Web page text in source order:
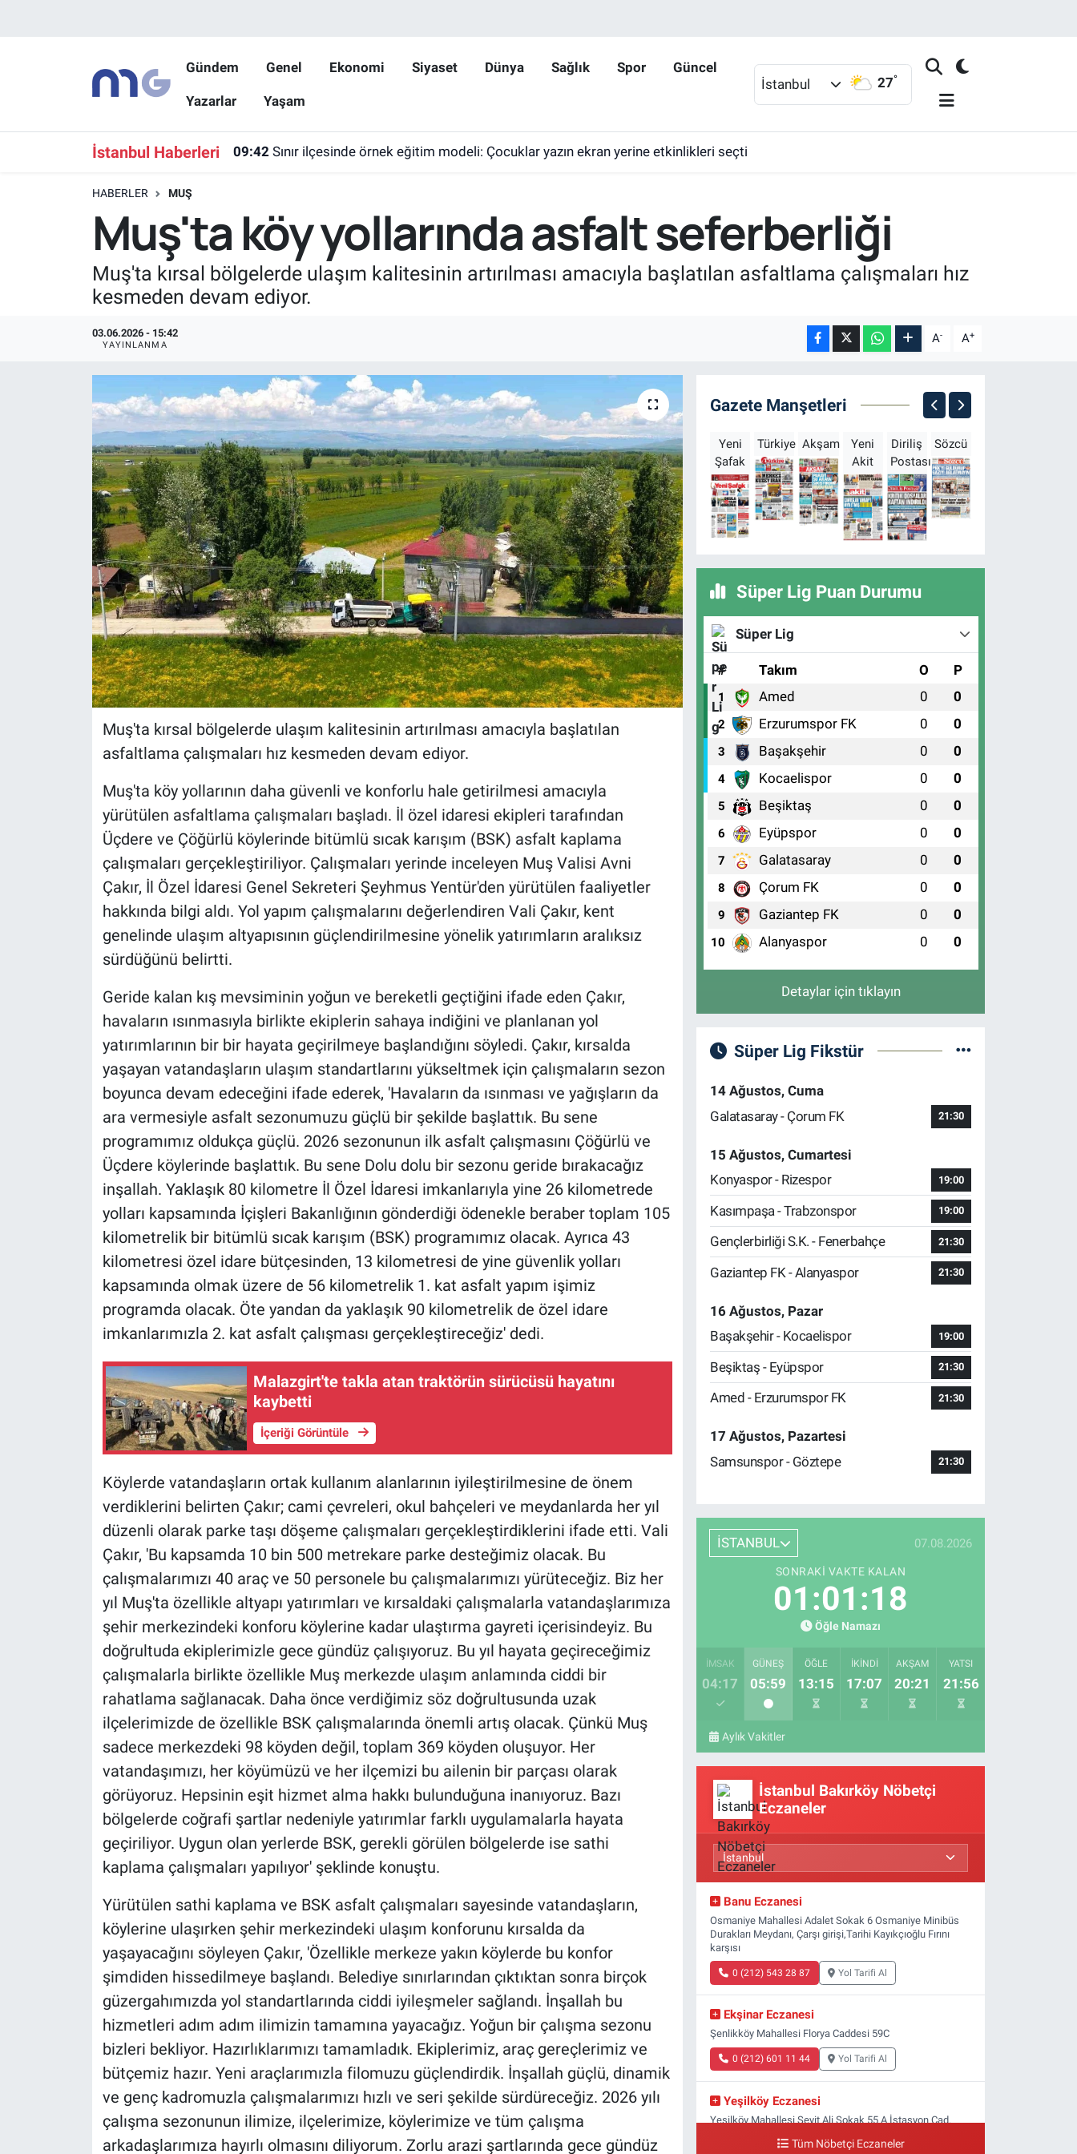
Gündem Genel Ekonomi Siyaset Dünya Sağlık Spor Güncel
Yazarlar Yaşam
İstanbul 27°
İstanbul Haberleri 09:42 Sınır ilçesinde örnek eğitim modeli: Çocuklar yazın ekran yerine etkinlikleri seçti
HABERLER MUŞ
Muş'ta köy yollarında asfalt seferberliği
Muş'ta kırsal bölgelerde ulaşım kalitesinin artırılması amacıyla başlatılan asfaltlama çalışmaları hız
kesmeden devam ediyor.
03.06.2026 - 15:42
YAYINLANMA A- A+
Muş'ta kırsal bölgelerde ulaşım kalitesinin artırılması amacıyla başlatılan
asfaltlama çalışmaları hız kesmeden devam ediyor.
Muş'ta köy yollarının daha güvenli ve konforlu hale getirilmesi amacıyla
yürütülen asfaltlama çalışmaları başladı. İl özel idaresi ekipleri tarafından
Üçdere ve Çöğürlü köylerinde bitümlü sıcak karışım (BSK) asfalt kaplama
çalışmaları gerçekleştiriliyor. Çalışmaları yerinde inceleyen Muş Valisi Avni
Çakır, İl Özel İdaresi Genel Sekreteri Şeyhmus Yentür'den yürütülen faaliyetler
hakkında bilgi aldı. Yol yapım çalışmalarını değerlendiren Vali Çakır, kent
genelinde ulaşım altyapısının güçlendirilmesine yönelik yatırımların aralıksız
sürdüğünü belirtti.
Geride kalan kış mevsiminin yoğun ve bereketli geçtiğini ifade eden Çakır,
havaların ısınmasıyla birlikte ekiplerin sahaya indiğini ve planlanan yol
yatırımlarının bir bir hayata geçirilmeye başlandığını söyledi. Çakır, kırsalda
yaşayan vatandaşların ulaşım standartlarını yükseltmek için çalışmaların sezon
boyunca devam edeceğini ifade ederek, 'Havaların da ısınması ve yağışların da
ara vermesiyle asfalt sezonumuzu güçlü bir şekilde başlattık. Bu sene
programımız oldukça güçlü. 2026 sezonunun ilk asfalt çalışmasını Çöğürlü ve
Üçdere köylerinde başlattık. Bu sene Dolu dolu bir sezonu geride bırakacağız
inşallah. Yaklaşık 80 kilometre İl Özel İdaresi imkanlarıyla yine 26 kilometrede
yolları kapsamında İçişleri Bakanlığının gönderdiği ödenekle beraber toplam 105
kilometrelik bir bitümlü sıcak karışım (BSK) programımız olacak. Ayrıca 43
kilometresi özel idare bütçesinden, 13 kilometresi de yine güvenlik yolları
kapsamında olmak üzere de 56 kilometrelik 1. kat asfalt yapım işimiz
programda olacak. Öte yandan da yaklaşık 90 kilometrelik de özel idare
imkanlarımızla 2. kat asfalt çalışması gerçekleştireceğiz' dedi.
Malazgirt'te takla atan traktörün sürücüsü hayatını
kaybetti
İçeriği Görüntüle
Köylerde vatandaşların ortak kullanım alanlarının iyileştirilmesine de önem
verdiklerini belirten Çakır; cami çevreleri, okul bahçeleri ve meydanlarda her yıl
düzenli olarak parke taşı döşeme çalışmaları gerçekleştirdiklerini ifade etti. Vali
Çakır, 'Bu kapsamda 10 bin 500 metrekare parke desteğimiz olacak. Bu
çalışmalarımızı 40 araç ve 50 personele bu çalışmalarımızı yürüteceğiz. Biz her
yıl Muş'ta özellikle altyapı yatırımları ve kırsaldaki çalışmalarla vatandaşlarımıza
şehir merkezindeki konforu köylerine kadar ulaştırma gayreti içerisindeyiz. Bu
doğrultuda ekiplerimizle gece gündüz çalışıyoruz. Bu yıl hayata geçireceğimiz
çalışmalarla birlikte özellikle Muş merkezde ulaşım anlamında ciddi bir
rahatlama sağlanacak. Daha önce verdiğimiz söz doğrultusunda uzak
ilçelerimizde de özellikle BSK çalışmalarında önemli artış olacak. Çünkü Muş
sadece merkezdeki 98 köyden değil, toplam 369 köyden oluşuyor. Her
vatandaşımızı, her köyümüzü ve her ilçemizi bu ailenin bir parçası olarak
görüyoruz. Hepsinin eşit hizmet alma hakkı bulunduğuna inanıyoruz. Bazı
bölgelerde coğrafi şartlar nedeniyle yatırımlar farklı uygulamalarla hayata
geçiriliyor. Uygun olan yerlerde BSK, gerekli görülen bölgelerde ise sathi
kaplama çalışmaları yapılıyor' şeklinde konuştu.
Yürütülen sathi kaplama ve BSK asfalt çalışmaları sayesinde vatandaşların,
köylerine ulaşırken şehir merkezindeki ulaşım konforunu kırsalda da
yaşayacağını söyleyen Çakır, 'Özellikle merkeze yakın köylerde bu konfor
şimdiden hissedilmeye başlandı. Belediye sınırlarından çıktıktan sonra birçok
güzergahımızda yol standartlarında ciddi iyileşmeler sağlandı. İnşallah bu
hizmetleri adım adım ilimizin tamamına yayacağız. Yoğun bir çalışma sezonu
bizleri bekliyor. Hazırlıklarımızı tamamladık. Ekiplerimiz, araç gereçlerimiz ve
bütçemiz hazır. Yeni araçlarımızla filomuzu güçlendirdik. İnşallah güçlü, dinamik
ve genç kadromuzla çalışmalarımızı hızlı ve seri şekilde sürdüreceğiz. 2026 yılı
çalışma sezonunun ilimize, ilçelerimize, köylerimize ve tüm çalışma
arkadaşlarımıza hayırlı olmasını diliyorum. Zorlu arazi şartlarında gece gündüz
Gazete Manşetleri
Yeni
Şafak
Türkiye Akşam
Yeni
Akit
Diriliş
Postası
Sözcü
Süper Lig Puan Durumu
Süper Lig
# Takım O P
1 Amed 0 0
2 Erzurumspor FK 0 0
3 Başakşehir 0 0
4 Kocaelispor 0 0
5 Beşiktaş 0 0
6 Eyüpspor 0 0
7 Galatasaray 0 0
8 Çorum FK 0 0
9 Gaziantep FK 0 0
10 Alanyaspor 0 0
Detaylar için tıklayın
Süper Lig Fikstür
14 Ağustos, Cuma
Galatasaray - Çorum FK
21:30
15 Ağustos, Cumartesi
Konyaspor - Rizespor
19:00
Kasımpaşa - Trabzonspor 19:00
Gençlerbirliği S.K. - Fenerbahçe 21:30
Gaziantep FK - Alanyaspor 21:30
16 Ağustos, Pazar
Başakşehir - Kocaelispor
19:00
Beşiktaş - Eyüpspor 21:30
Amed - Erzurumspor FK 21:30
17 Ağustos, Pazartesi
Samsunspor - Göztepe
21:30
İSTANBUL 07.08.2026
SONRAKI VAKTE KALAN
01:01:17
Öğle Namazı
İMSAK
04:17
GÜNEŞ
05:59
ÖĞLE
13:15
İKINDI
17:07
AKŞAM
20:21
YATSI
21:56
Aylık Vakitler
İstanbul Bakırköy Nöbetçi
Eczaneler
Banu Eczanesi
Osmaniye Mahallesi Adalet Sokak 6 Osmaniye Minibüs
Durakları Meydanı, Çarşı girişi,Tarihi Kayıkçıoğlu Fırını
karşısı
0 (212) 543 28 87 Yol Tarifi Al
Ekşinar Eczanesi
Şenlikköy Mahallesi Florya Caddesi 59C
0 (212) 601 11 44 Yol Tarifi Al
Yeşilköy Eczanesi
Yeşilköy Mahallesi Seyit Ali Sokak 55 A İstasyon Cad.
Tüm Nöbetçi Eczaneler
Hava Durumu
İstanbul Namaz Vakitleri
Süper Lig Puan Durumu ve Fikstür
Tüm Manşetler
Son Dakika Haberleri
Haber Arşivi